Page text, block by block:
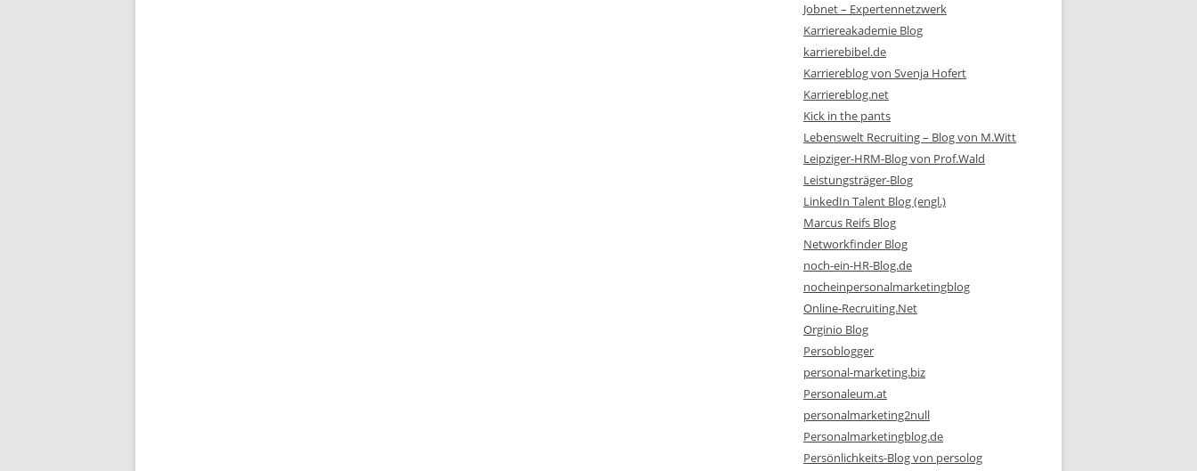
Jobnet – Expertennetzwerk
Karriereakademie Blog
karrierebibel.de
Karriereblog von Svenja Hofert
Karriereblog.net
Kick in the pants
Lebenswelt Recruiting – Blog von M.Witt
Leipziger-HRM-Blog von Prof.Wald
Leistungsträger-Blog
LinkedIn Talent Blog (engl.)
Marcus Reifs Blog
Networkfinder Blog
noch-ein-HR-Blog.de
nocheinpersonalmarketingblog
Online-Recruiting.Net
Orginio Blog
Persoblogger
personal-marketing.biz
Personaleum.at
personalmarketing2null
Personalmarketingblog.de
Persönlichkeits-Blog von persolog